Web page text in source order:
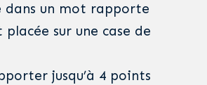
dans un mot rapporte
sur une case de
jusqu’à 4 points